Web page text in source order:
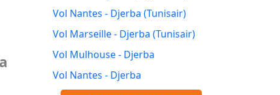
Vol Nantes - Djerba (Tunisair)
Vol Marseille - Djerba (Tunisair)
Vol Mulhouse - Djerba
Vol Nantes - Djerba